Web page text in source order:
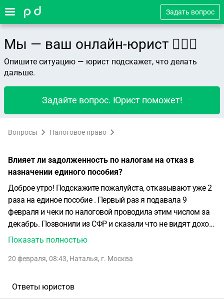
Задать вопрос
Мы — ваш онлайн-юрист 👨🏻‍⚖️
Опишите ситуацию — юрист подскажет, что делать
дальше.
Задайте вопрос. Юрист поможет!
Вопросы Налоговое право
Влияет ли задолженность по налогам на отказ в
назначении единого пособия?
Доброе утро! Подскажите пожалуйста, отказывают уже 2
раза на единое пособие . Первый раз я подавала 9
февраля и чеки по налоговой проводила этим числом за
декабрь. Позвонили из СФР и сказали что не видят доход,
возможно нужно время, неделю или две. Подала
Сказали что если есть задолженность по налогам они и
несколько дней подать заявление.
Показать полностью
20 февраля, 08:43, Наталья, г. Москва
Ответы юристов